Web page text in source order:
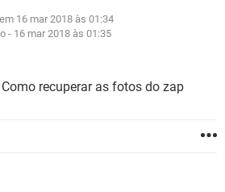
GMAIL
EXCEL
WHATSAPP
FACEBOOK
16 mar 2018 às 01:34
- 16 mar 2018 às 01:35
recuperar as fotos do zap